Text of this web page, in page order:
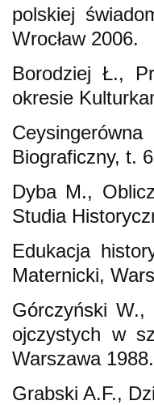
polskiej
Wrocław 2006.
Borodziej Ł.,
okresie
Biograficzny, t.
Dyba M.,
Studia
Edukacja
Maternicki,
Górczyński W.,
ojczystych w
Warszawa 1988.
Grabski A.F.,